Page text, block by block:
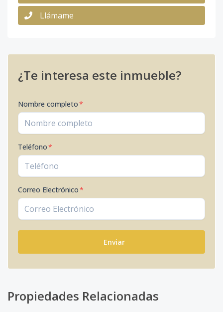
Llámame
¿Te interesa este inmueble?
Nombre completo*
Teléfono*
Correo Electrónico*
Enviar
Propiedades Relacionadas